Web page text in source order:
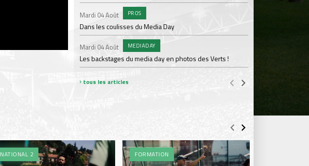
Mardi 04 Août PROS
Dans les coulisses du Media Day
Mardi 04 Août MEDIADAY
Les backstages du media day en photos des Verts !
tous les articles
NATIONAL 2 FORMATION